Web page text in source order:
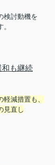
検討動機を
和も継続
減措置も、
見直し